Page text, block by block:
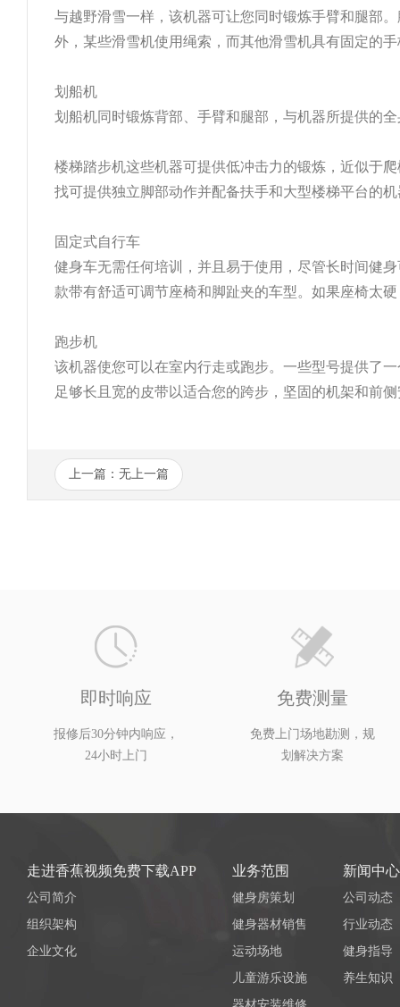
与越野滑雪一样，该机器可让您同时锻炼手臂和腿部
外，某些滑雪机使用绳索，而其他滑雪机具有固定的
划船机
划船机同时锻炼背部、手臂和腿部，与机器所提供的全
楼梯踏步机这些机器可提供低冲击力的锻炼，近似于爬
找可提供独立脚部动作并配备扶手和大型楼梯平台的机器
固定式自行车
健身车无需任何培训，并且易于使用，尽管长时间
款带有舒适可调节座椅和脚趾夹的车型。如果座椅太
跑步机
该机器使您可以在室内行走或跑步。一些型号提供了一个
足够长且宽的皮带以适合您的跨步，坚固的机架和前侧
上一篇：无上一篇
即时响应
报修后30分钟内响应，
24小时上门
免费测量
免费上门场地勘测，规
划解决方案
走进香蕉视频免费下载APP
公司简介
组织架构
企业文化
业务范围
健身房策划
健身器材销售
运动场地
儿童游乐设施
新闻中心
公司动态
行业动态
健身指导
养生知识